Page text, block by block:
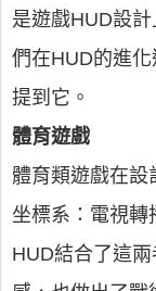
是遊戲HUD設
們在HUD的進
提到它。
體育遊戲
體育類遊戲在設
坐標系：電視轉
HUD結合了這